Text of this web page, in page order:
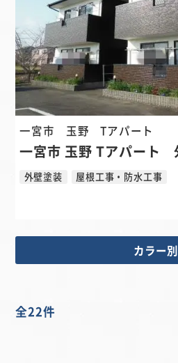
カラー別
一宮市 玉野 Tアパート
外壁塗装 屋根工事・防水工事
全22件